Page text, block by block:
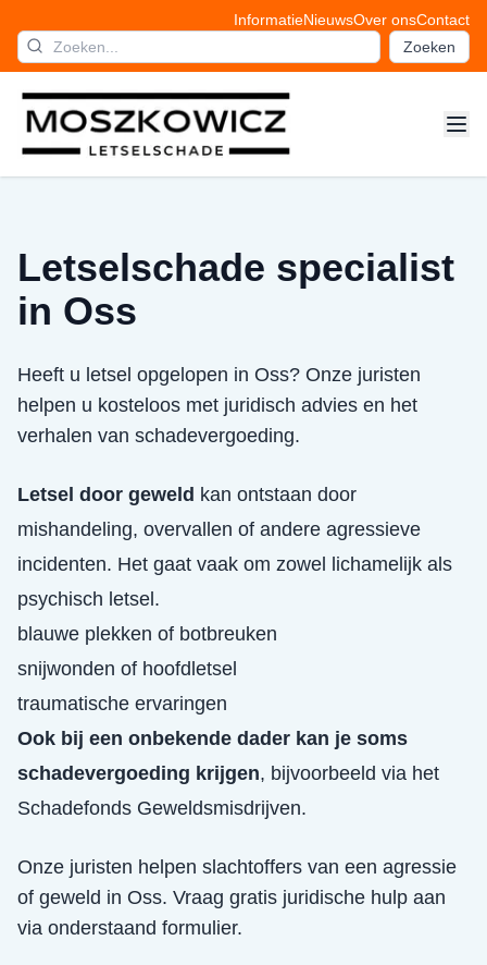
InformatieNieuwsOver onsContact
Zoeken
Letselschade specialist
in Oss
Heeft u letsel opgelopen in Oss? Onze juristen
helpen u kosteloos met juridisch advies en het
verhalen van schadevergoeding.
Letsel door geweld kan ontstaan door
mishandeling, overvallen of andere agressieve
incidenten. Het gaat vaak om zowel lichamelijk als
psychisch letsel.
blauwe plekken of botbreuken
snijwonden of hoofdletsel
traumatische ervaringen
Ook bij een onbekende dader kan je soms
schadevergoeding krijgen, bijvoorbeeld via het
Schadefonds Geweldsmisdrijven.
Onze juristen helpen slachtoffers van een agressie
of geweld in Oss. Vraag gratis juridische hulp aan
via onderstaand formulier.